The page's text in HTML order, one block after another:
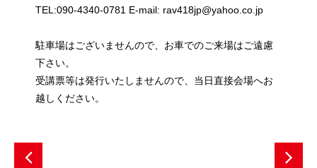
TEL:090-4340-0781 E-mail: rav418jp@yahoo.co.jp
駐車場はございませんので、お車でのご来場はご遠慮
下さい。
受講票等は発行いたしませんので、当日直接会場へお
越しください。